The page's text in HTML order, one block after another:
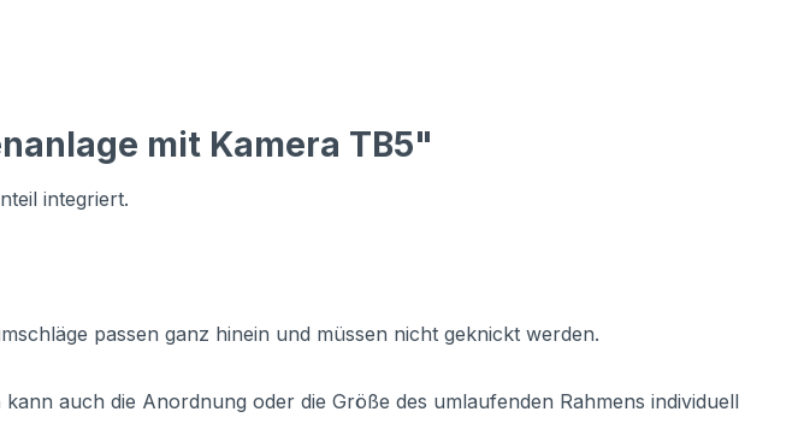
mit Kamera TB5"
integriert.
passen ganz hinein und müssen nicht geknickt werden.
auch die Anordnung oder die Größe des umlaufenden Rahmens individuell